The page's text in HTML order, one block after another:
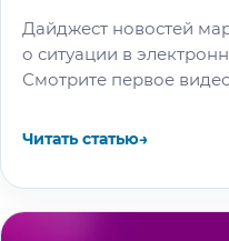
Дайджест новостей
о ситуации в
Смотрите первое
продавцом: Новости
Читать статью→